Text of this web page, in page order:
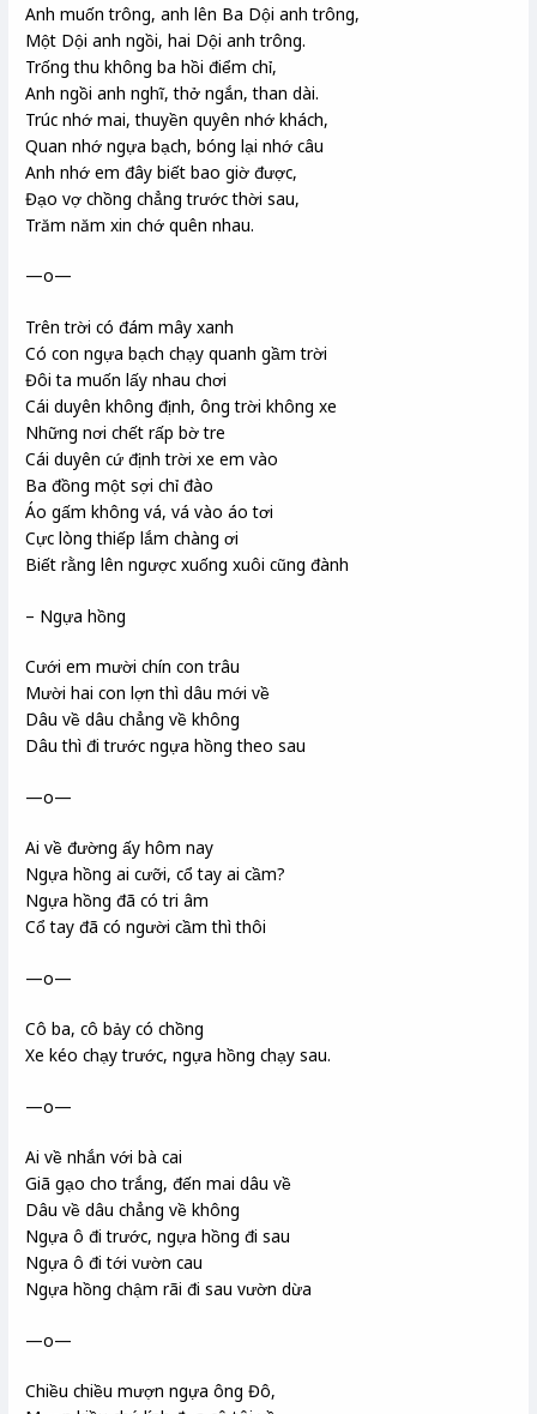
Anh muốn trông, anh lên Ba Dội anh trông,
Một Dội anh ngồi, hai Dội anh trông.
Trống thu không ba hồi điểm chỉ,
Anh ngồi anh nghĩ, thở ngắn, than dài.
Trúc nhớ mai, thuyền quyên nhớ khách,
Quan nhớ ngựa bạch, bóng lại nhớ câu
Anh nhớ em đây biết bao giờ được,
Đạo vợ chồng chẳng trước thời sau,
Trăm năm xin chớ quên nhau.
—o—
Trên trời có đám mây xanh
Có con ngựa bạch chạy quanh gầm trời
Đôi ta muốn lấy nhau chơi
Cái duyên không định, ông trời không xe
Những nơi chết rấp bờ tre
Cái duyên cứ định trời xe em vào
Ba đồng một sợi chỉ đào
Áo gấm không vá, vá vào áo tơi
Cực lòng thiếp lắm chàng ơi
Biết rằng lên ngược xuống xuôi cũng đành
– Ngựa hồng
Cưới em mười chín con trâu
Mười hai con lợn thì dâu mới về
Dâu về dâu chẳng về không
Dâu thì đi trước ngựa hồng theo sau
—o—
Ai về đường ấy hôm nay
Ngựa hồng ai cưỡi, cổ tay ai cầm?
Ngựa hồng đã có tri âm
Cổ tay đã có người cầm thì thôi
—o—
Cô ba, cô bảy có chồng
Xe kéo chạy trước, ngựa hồng chạy sau.
—o—
Ai về nhắn với bà cai
Giã gạo cho trắng, đến mai dâu về
Dâu về dâu chẳng về không
Ngựa ô đi trước, ngựa hồng đi sau
Ngựa ô đi tới vườn cau
Ngựa hồng chậm rãi đi sau vườn dừa
—o—
Chiều chiều mượn ngựa ông Đô,